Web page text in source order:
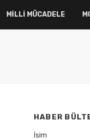
MILLI MÜCADELE
HABER
İsim